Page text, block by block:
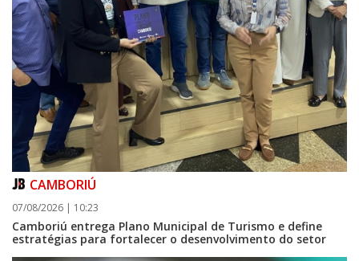
CAMBORIÚ
07/08/2026 | 10:23
Camboriú entrega Plano Municipal de Turismo e define
estratégias para fortalecer o desenvolvimento do setor